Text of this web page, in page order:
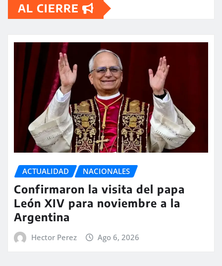
AL CIERRE
ACTUALIDAD NACIONALES
Confirmaron la visita del papa
León XIV para noviembre a la
Argentina
Hector Perez Ago 6, 2026